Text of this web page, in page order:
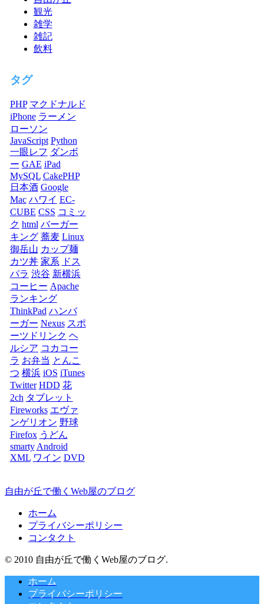
観光
雑学
雑記
飲料
タグ
PHP マクドナルド
iPhone ラーメン
ローソン
JavaScript Python
一眼レフ ダンボ
ー GAE iPad
MySQL CakePHP
日本酒 Google
Mac ハワイ EC-
CUBE CSS コミッ
ク html バーガー
キング 蕎麦 Linux
御岳山 カップ麺
カツ丼 家系 ドス
パラ 渋谷 新横浜
コーヒー Apache
ランキング
ThinkPad ハンバ
ーガー Nexus スポ
ーツドリンク ヘ
ルシア コカコー
ラ お弁当 とんこ
つ 横浜 iOS iTunes
Twitter HDD 花
2ch タブレット
Fireworks エヴァ
ンゲリオン 野球
Firefox うどん
smartyAndroid
XML ワイン DVD
自由が丘で働くWeb屋のブログ
ホーム
プライバシーポリシー
コンタクト
© 2010 自由が丘で働くWeb屋のブログ.
ホーム
プライバシーポリシー